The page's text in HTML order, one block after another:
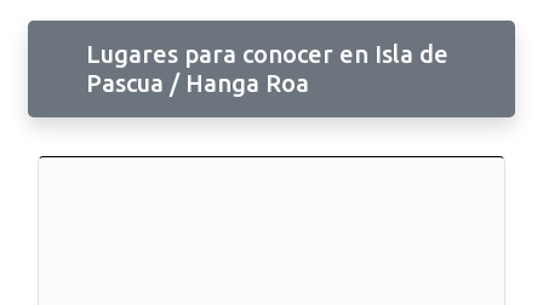
Lugares para conocer en Isla de
Pascua / Hanga Roa